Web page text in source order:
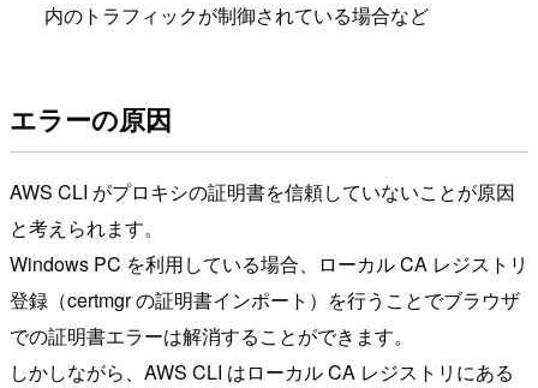
内のトラフィックが制御されている場合など
エラーの原因
AWS CLI がプロキシの証明書を信頼していないことが原因
と考えられます。
Windows PC を利用している場合、ローカル CA レジストリ
登録（certmgr の証明書インポート）を行うことでブラウザ
での証明書エラーは解消することができます。
しかしながら、AWS CLI はローカル CA レジストリにある